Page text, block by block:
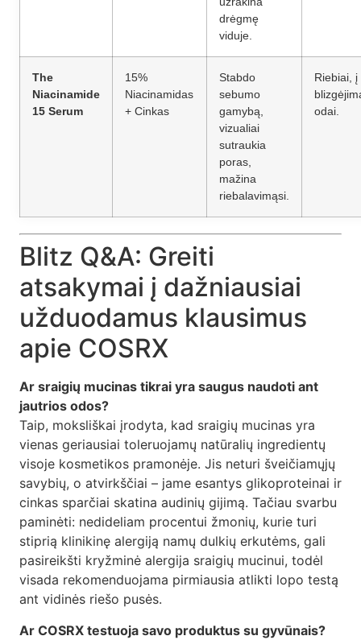
drėgmę
viduje.
The
Niacinamide
15 Serum
15%
Niacinamidas
+ Cinkas
Stabdo
sebumo
gamybą,
vizualiai
sutraukia
poras,
mažina
riebalavimąsi.
Riebiai,
odai.
Blitz Q&A: Greiti
atsakymai į dažniausiai
užduodamus klausimus
apie COSRX
Ar sraigių mucinas tikrai yra saugus naudoti ant
jautrios odos?
Taip, moksliškai įrodyta, kad sraigių mucinas yra
vienas geriausiai toleruojamų natūralių ingredientų
visoje kosmetikos pramonėje. Jis neturi šveičiamųjų
savybių, o atvirkščiai – jame esantys glikoproteinai ir
cinkas sparčiai skatina audinių gijimą. Tačiau svarbu
paminėti: nedideliam procentui žmonių, kurie turi
stiprią klinikinę alergiją namų dulkių erkutėms, gali
pasireikšti kryžminė alergija sraigių mucinui, todėl
visada rekomenduojama pirmiausia atlikti lopo testą
ant vidinės riešo pusės.
Ar COSRX testuoja savo produktus su gyvūnais?